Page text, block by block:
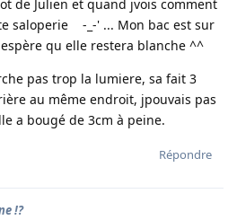
de Julien et quand jvois comment
saloperie -_-' ... Mon bac est sur
qu elle restera blanche ^^
pas trop la lumiere, sa fait 3
au même endroit, jpouvais pas
a bougé de 3cm à peine.
Répondre
!?